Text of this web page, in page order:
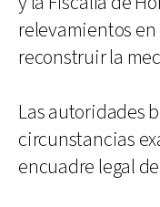
relevamientos
reconstruir la
Las autoridades
circunstancias
encuadre legal